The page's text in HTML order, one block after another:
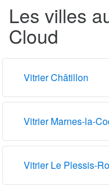
Les villes
Cloud
Vitrier Châtillon
Vitrier Marnes-la-
Vitrier Le Plessis-